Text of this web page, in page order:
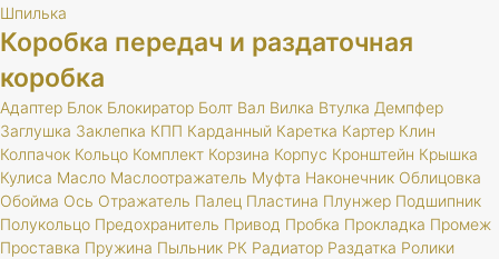
Шпилька
Коробка передач и раздаточная
коробка
Адаптер Блок Блокиратор Болт Вал Вилка Втулка Демпфер
Заглушка Заклепка КПП Карданный Каретка Картер Клин
Колпачок Кольцо Комплект Корзина Корпус Кронштейн Крышка
Кулиса Масло Маслоотражатель Муфта Наконечник Облицовка
Обойма Ось Отражатель Палец Пластина Плунжер Подшипник
Полукольцо Предохранитель Привод Пробка Прокладка Промеж
Проставка Пружина Пыльник РК Радиатор Раздатка Ролики